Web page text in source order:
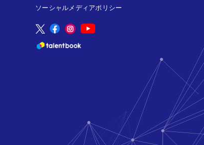
ソーシャルメディアポリシー